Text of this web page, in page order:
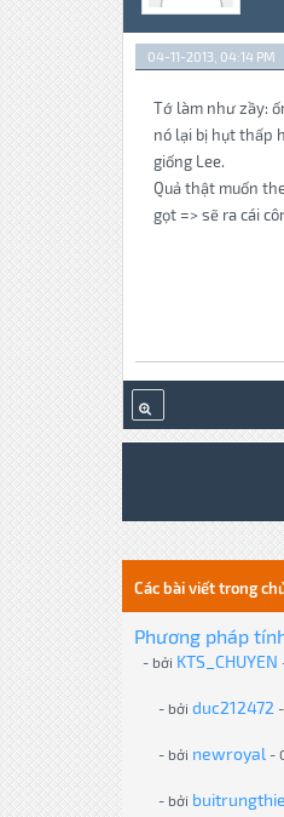
04-11-2013, 04:14 PM
Tớ làm như zầy:
nó lại bị hụt thấp
giống Lee.
Quả thật muốn
gọt => sẽ ra cái
Các bài viết trong
Phương pháp
- bởi KTS_CHUYEN
- bởi duc212472
- bởi newroyal -
- bởi